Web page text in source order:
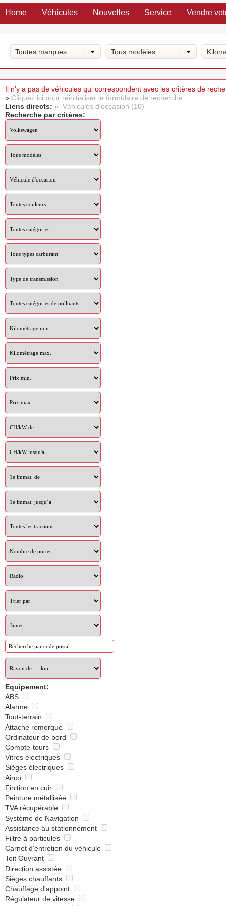
Home Véhicules Nouvelles Service Vendre
Toutes marques Tous modèles
Il n'y a pas de véhicules qui correspondent avec les critères de
» Cliquez ici pour réinitialiser le formulaire de recherche.
Liens directs: » Véhicules d’occasion (10)
Recherche par critères:
Equipement:
ABS
Alarme
Tout-terrain
Attache remorque
Ordinateur de bord
Compte-tours
Vitres électriques
Sièges électriques
Airco
Finition en cuir
Peinture métallisée
TVA récupérable
Système de Navigation
Assistance au stationnement
Filtre à particules
Carnet d'entretien du véhicule
Toit Ouvrant
Direction assistée
Sièges chauffants
Chauffage d'appoint
Régulateur de vitesse